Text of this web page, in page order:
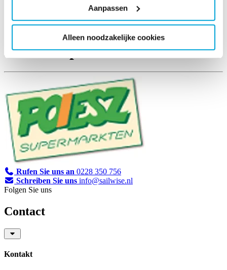
Aanpassen
Alleen noodzakelijke cookies
Poeisz Supermarkt
Rufen Sie uns an 0228 350 756
Schreiben Sie uns info@sailwise.nl
Folgen Sie uns
Contact
Kontakt